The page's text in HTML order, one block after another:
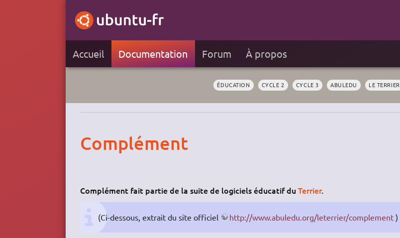
Accueil Documentation Forum À propos
ÉDUCATION CYCLE 2 CYCLE 3 ABULEDU LE TERRIER
Complément
Complément fait partie de la suite de logiciels éducatif du Terrier.
(Ci-dessous, extrait du site officiel http://www.abuledu.org/leterrier/complement)